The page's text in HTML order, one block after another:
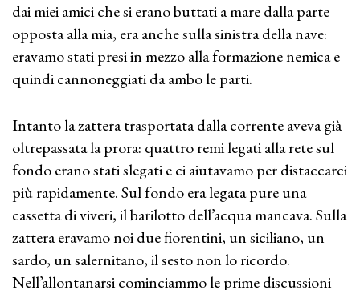
dai miei amici che si erano buttati a mare dalla parte
opposta alla mia, era anche sulla sinistra della nave:
eravamo stati presi in mezzo alla formazione nemica e
quindi cannoneggiati da ambo le parti.
Intanto la zattera trasportata dalla corrente aveva già
oltrepassata la prora: quattro remi legati alla rete sul
fondo erano stati slegati e ci aiutavamo per distaccarci
più rapidamente. Sul fondo era legata pure una
cassetta di viveri, il barilotto dell’acqua mancava. Sulla
zattera eravamo noi due fiorentini, un siciliano, un
sardo, un salernitano, il sesto non lo ricordo.
Nell’allontanarsi cominciammo le prime discussioni